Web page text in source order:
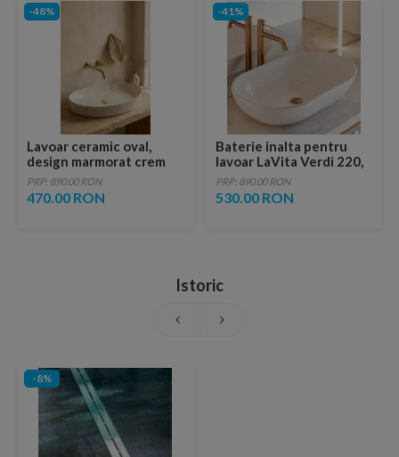
-48%
Lavoar ceramic oval,
design marmorat crem
lucios cu vene aurii,
ventil inclus
PRP: 890.00 RON
470.00 RON
-41%
Baterie inalta pentru
lavoar LaVita Verdi 220,
fara ventil, brushed
copper
PRP: 890.00 RON
530.00 RON
Istoric
-8%